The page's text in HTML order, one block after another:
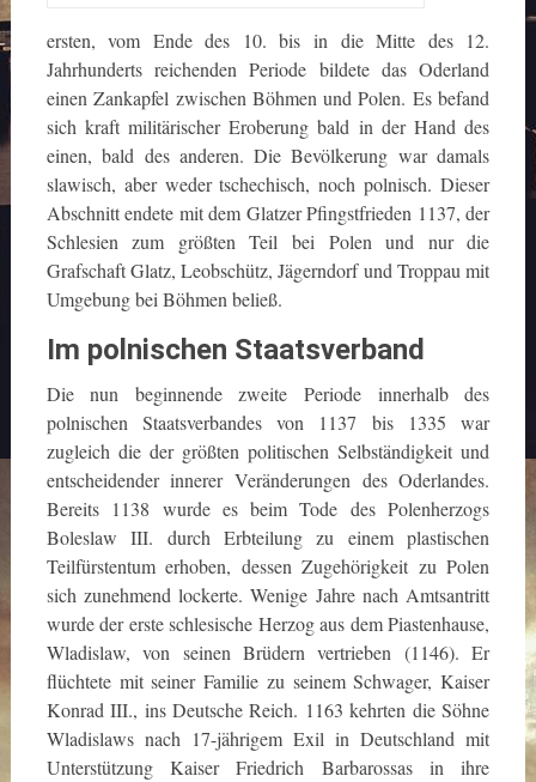
ersten, vom Ende des 10. bis in die Mitte des 12.
Jahrhunderts reichenden Periode bildete das Oderland
einen Zankapfel zwischen Böhmen und Polen. Es befand
sich kraft militärischer Eroberung bald in der Hand des
einen, bald des anderen. Die Bevölkerung war damals
slawisch, aber weder tschechisch, noch polnisch. Dieser
Abschnitt endete mit dem Glatzer Pfingstfrieden 1137, der
Schlesien zum größten Teil bei Polen und nur die
Grafschaft Glatz, Leobschütz, Jägerndorf und Troppau mit
Umgebung bei Böhmen beließ.
Im polnischen Staatsverband
Die nun beginnende zweite Periode innerhalb des
polnischen Staatsverbandes von 1137 bis 1335 war
zugleich die der größten politischen Selbständigkeit und
entscheidender innerer Veränderungen des Oderlandes.
Bereits 1138 wurde es beim Tode des Polenherzogs
Boleslaw III. durch Erbteilung zu einem plastischen
Teilfürstentum erhoben, dessen Zugehörigkeit zu Polen
sich zunehmend lockerte. Wenige Jahre nach Amtsantritt
wurde der erste schlesische Herzog aus dem Piastenhause,
Wladislaw, von seinen Brüdern vertrieben (1146). Er
flüchtete mit seiner Familie zu seinem Schwager, Kaiser
Konrad III., ins Deutsche Reich. 1163 kehrten die Söhne
Wladislaws nach 17-jährigem Exil in Deutschland mit
Unterstützung Kaiser Friedrich Barbarossas in ihre